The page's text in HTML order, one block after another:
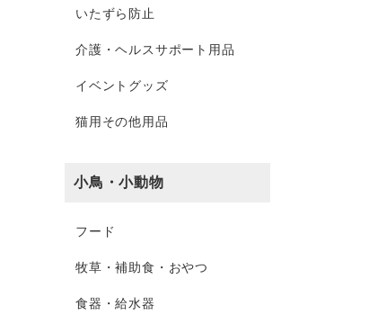
いたずら防止
介護・ヘルスサポート用品
イベントグッズ
猫用その他用品
小鳥・小動物
フード
牧草・補助食・おやつ
食器・給水器